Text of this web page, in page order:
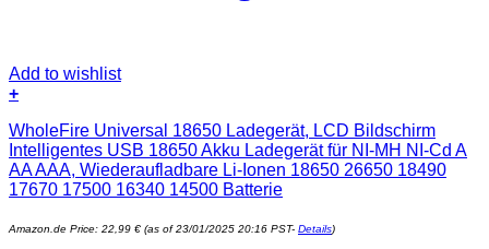
Add to wishlist
+
WholeFire Universal 18650 Ladegerät, LCD Bildschirm
Intelligentes USB 18650 Akku Ladegerät für NI-MH NI-Cd A
AA AAA, Wiederaufladbare Li-Ionen 18650 26650 18490
17670 17500 16340 14500 Batterie
Amazon.de Price: 22,99 € (as of 23/01/2025 20:16 PST- Details)